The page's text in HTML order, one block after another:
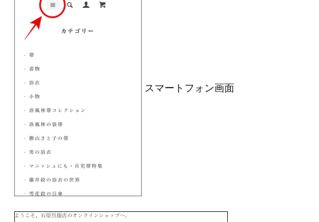
スマートフォン画面